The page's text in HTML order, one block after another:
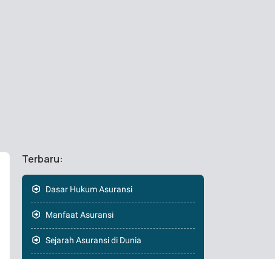
Terbaru:
Dasar Hukum Asuransi
Manfaat Asuransi
Sejarah Asuransi di Dunia